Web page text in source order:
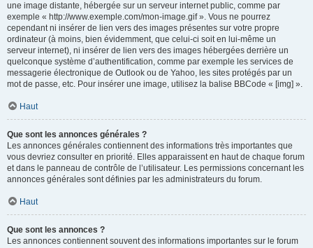
une image distante, hébergée sur un serveur internet public, comme par
exemple « http://www.exemple.com/mon-image.gif ». Vous ne pourrez
cependant ni insérer de lien vers des images présentes sur votre propre
ordinateur (à moins, bien évidemment, que celui-ci soit en lui-même un
serveur internet), ni insérer de lien vers des images hébergées derrière un
quelconque système d’authentification, comme par exemple les services de
messagerie électronique de Outlook ou de Yahoo, les sites protégés par un
mot de passe, etc. Pour insérer une image, utilisez la balise BBCode « [img] ».
Haut
Que sont les annonces générales ?
Les annonces générales contiennent des informations très importantes que
vous devriez consulter en priorité. Elles apparaissent en haut de chaque forum
et dans le panneau de contrôle de l’utilisateur. Les permissions concernant les
annonces générales sont définies par les administrateurs du forum.
Haut
Que sont les annonces ?
Les annonces contiennent souvent des informations importantes sur le forum